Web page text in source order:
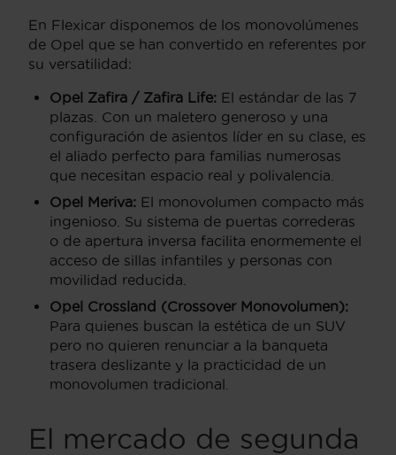
En Flexicar disponemos de los monovolúmenes
de Opel que se han convertido en referentes por
su versatilidad:
Opel Zafira / Zafira Life: El estándar de las 7
plazas. Con un maletero generoso y una
configuración de asientos líder en su clase, es
el aliado perfecto para familias numerosas
que necesitan espacio real y polivalencia.
Opel Meriva: El monovolumen compacto más
ingenioso. Su sistema de puertas correderas
o de apertura inversa facilita enormemente el
acceso de sillas infantiles y personas con
movilidad reducida.
Opel Crossland (Crossover Monovolumen):
Para quienes buscan la estética de un SUV
pero no quieren renunciar a la banqueta
trasera deslizante y la practicidad de un
monovolumen tradicional.
El mercado de segunda